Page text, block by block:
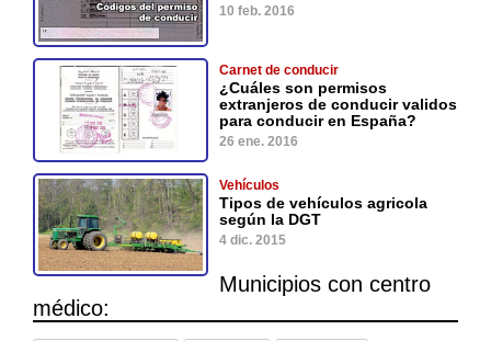
10 feb. 2016
Carnet de conducir
¿Cuáles son permisos
extranjeros de conducir validos
para conducir en España?
26 ene. 2016
Vehículos
Tipos de vehículos agricola
según la DGT
4 dic. 2015
Municipios con centro
médico: